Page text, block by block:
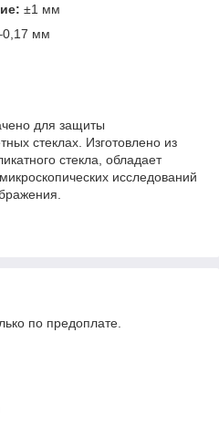
±1 мм
мм
для защиты
стеклах. Изготовлено из
стекла, обладает
исследований
по предоплате.